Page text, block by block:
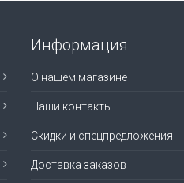
Информация
О нашем магазине
Наши контакты
Скидки и спецпредложения
Доставка заказов